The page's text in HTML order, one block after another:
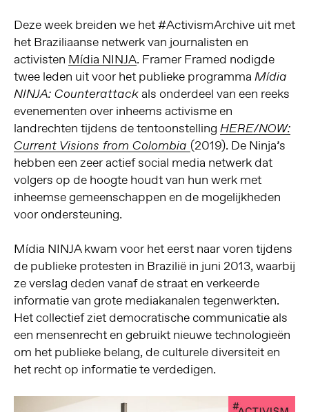
Deze week breiden we het #ActivismArchive uit met
het Braziliaanse netwerk van journalisten en
activisten Mídia NINJA. Framer Framed nodigde
twee leden uit voor het publieke programma Mídia
NINJA: Counterattackals onderdeel van een reeks
evenementen over inheems activisme en
landrechten tijdens de tentoonstelling HERE/NOW:
Current Visions from Colombia (2019). De Ninja’s
hebben een zeer actief social media netwerk dat
volgers op de hoogte houdt van hun werk met
inheemse gemeenschappen en de mogelijkheden
voor ondersteuning.
Mídia NINJA kwam voor het eerst naar voren tijdens
de publieke protesten in Brazilië in juni 2013, waarbij
ze verslag deden vanaf de straat en verkeerde
informatie van grote mediakanalen tegenwerkten.
Het collectief ziet democratische communicatie als
een mensenrecht en gebruikt nieuwe technologieën
om het publieke belang, de culturele diversiteit en
het recht op informatie te verdedigen.